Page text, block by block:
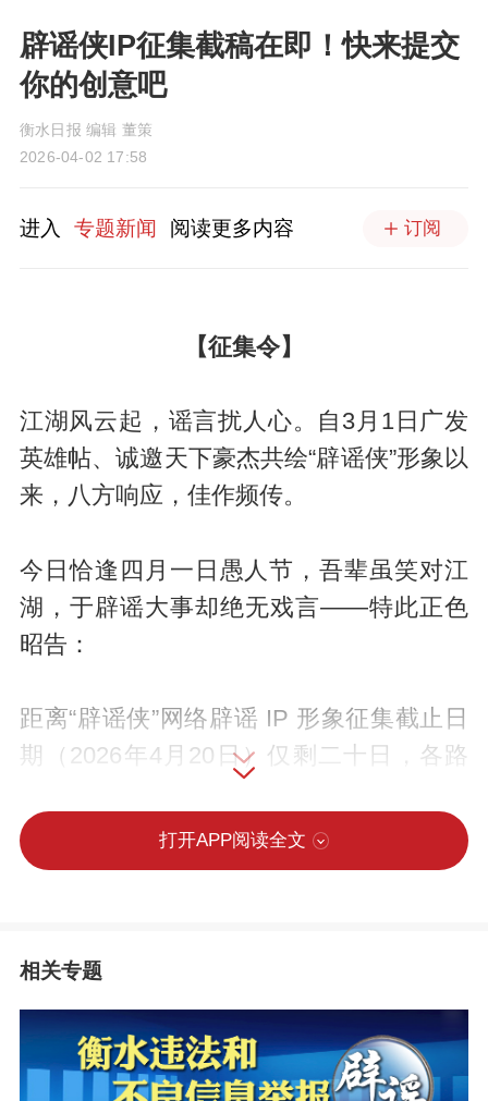
辟谣侠IP征集截稿在即！快来提交
你的创意吧
衡水日报 编辑 董策
2026-04-02 17:58
进入 专题新闻 阅读更多内容 订阅
【征集令】
江湖风云起，谣言扰人心。自3月1日广发
英雄帖、诚邀天下豪杰共绘“辟谣侠”形象以
来，八方响应，佳作频传。
今日恰逢四月一日愚人节，吾辈虽笑对江
湖，于辟谣大事却绝无戏言——特此正色
昭告：
距离“辟谣侠”网络辟谣 IP 形象征集截止日
期（2026年4月20日）仅剩二十日，各路
失良机！
集系统”↓
（https://piyao.cnr.cn/）
此次征集的“辟谣侠”IP形象，将担任全
打开APP阅读全文
相关专题